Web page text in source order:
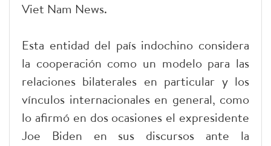
Viet Nam News.
Esta entidad del país indochino considera
la cooperación como un modelo para las
relaciones bilaterales en particular y los
vínculos internacionales en general, como
lo afirmó en dos ocasiones el expresidente
Joe Biden en sus discursos ante la